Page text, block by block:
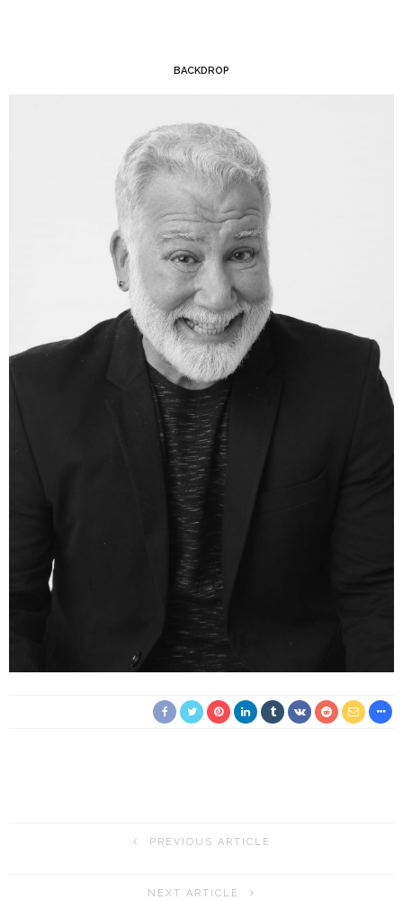
BACKDROP
PREVIOUS ARTICLE
NEXT ARTICLE